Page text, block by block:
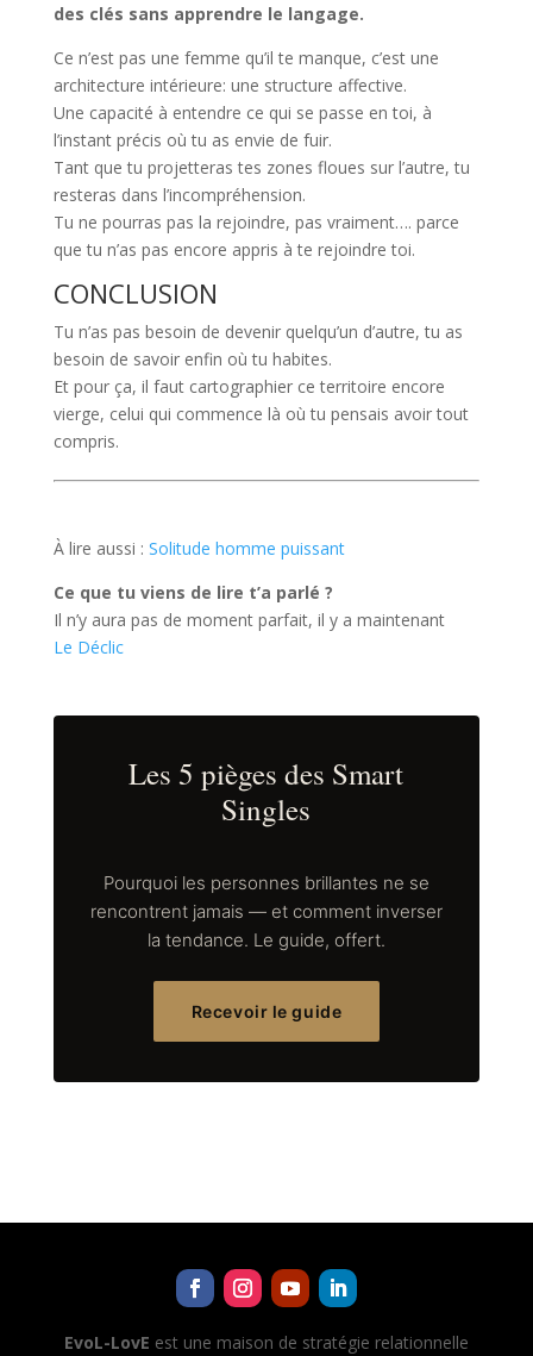
des clés sans apprendre le langage.
Ce n’est pas une femme qu’il te manque, c’est une
architecture intérieure: une structure affective.
Une capacité à entendre ce qui se passe en toi, à
l’instant précis où tu as envie de fuir.
Tant que tu projetteras tes zones floues sur l’autre, tu
resteras dans l’incompréhension.
Tu ne pourras pas la rejoindre, pas vraiment…. parce
que tu n’as pas encore appris à te rejoindre toi.
CONCLUSION
Tu n’as pas besoin de devenir quelqu’un d’autre, tu as
besoin de savoir enfin où tu habites.
Et pour ça, il faut cartographier ce territoire encore
vierge, celui qui commence là où tu pensais avoir tout
compris.
À lire aussi : Solitude homme puissant
Ce que tu viens de lire t’a parlé ?
Il n’y aura pas de moment parfait, il y a maintenant
Le Déclic
Les 5 pièges des Smart
Singles
Pourquoi les personnes brillantes ne se
rencontrent jamais — et comment inverser
la tendance. Le guide, offert.
Recevoir le guide
EvoL-LovE est une maison de stratégie relationnelle